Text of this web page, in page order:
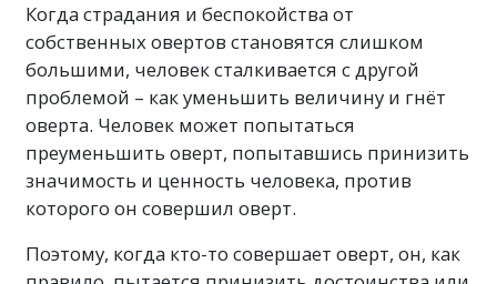
Когда страдания и беспокойства от
собственных овертов становятся слишком
большими, человек сталкивается с другой
проблемой – как уменьшить величину и гнёт
оверта. Человек может попытаться
преуменьшить оверт, попытавшись принизить
значимость и ценность человека, против
которого он совершил оверт.
Поэтому, когда кто-то совершает оверт, он, как